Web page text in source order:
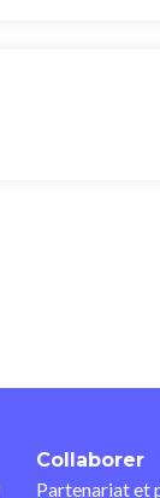
Collaborer
Partenariat et